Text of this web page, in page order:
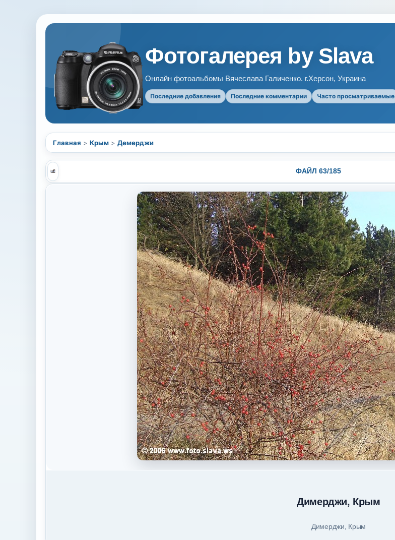
Фотогалерея by Slava
Онлайн фотоальбомы Вячеслава Галиченко. г.Херсон, Украина
Последние добавления Последние комментарии Часто просматриваемые
Главная > Крым > Демерджи
ФАЙЛ 63/185
Димерджи, Крым
Димерджи, Крым